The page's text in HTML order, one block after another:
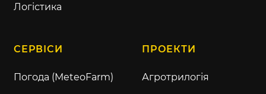
Логістика
СЕРВІСИ
Погода (MeteoFarm)
ПРОЕКТИ
Агротрилогія